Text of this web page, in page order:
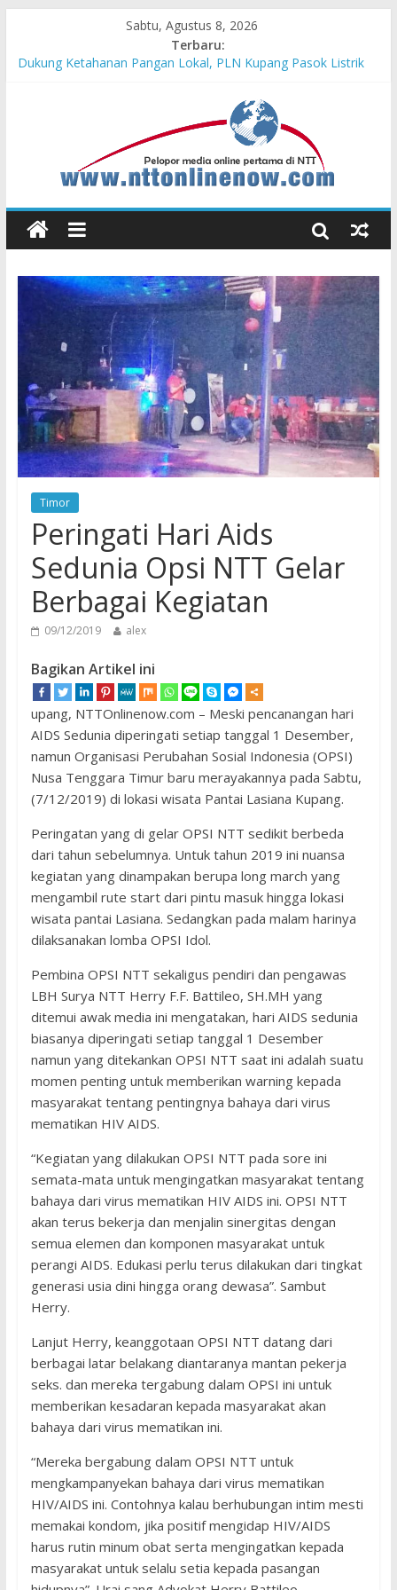
Sabtu, Agustus 8, 2026
Terbaru:
Dukung Ketahanan Pangan Lokal, PLN Kupang Pasok Listrik
Komisaris Independen Pertamina Patra Niaga Terpikat Produk
UMKM Mitra Binaan dengan Sentuhan Kemanusiaan dan
Keberlanjutan
Honda DBL 2026 East Java – North Resmi Bergulir, MPM
Generasi Muda
Teras Bank Indonesia Hadir di Belu, Bupati Willy : Terima Kasih
Astra Honda Siap Lanjutkan Performa Positif di ARRC
Mandalika 2026
Timor
Peringati Hari Aids
Sedunia Opsi NTT Gelar
Berbagai Kegiatan
09/12/2019 alex
Bagikan Artikel ini
upang, NTTOnlinenow.com – Meski pencanangan hari
AIDS Sedunia diperingati setiap tanggal 1 Desember,
namun Organisasi Perubahan Sosial Indonesia (OPSI)
Nusa Tenggara Timur baru merayakannya pada Sabtu,
(7/12/2019) di lokasi wisata Pantai Lasiana Kupang.
Peringatan yang di gelar OPSI NTT sedikit berbeda
dari tahun sebelumnya. Untuk tahun 2019 ini nuansa
kegiatan yang dinampakan berupa long march yang
mengambil rute start dari pintu masuk hingga lokasi
wisata pantai Lasiana. Sedangkan pada malam harinya
dilaksanakan lomba OPSI Idol.
Pembina OPSI NTT sekaligus pendiri dan pengawas
LBH Surya NTT Herry F.F. Battileo, SH.MH yang
ditemui awak media ini mengatakan, hari AIDS sedunia
biasanya diperingati setiap tanggal 1 Desember
namun yang ditekankan OPSI NTT saat ini adalah suatu
momen penting untuk memberikan warning kepada
masyarakat tentang pentingnya bahaya dari virus
mematikan HIV AIDS.
“Kegiatan yang dilakukan OPSI NTT pada sore ini
semata-mata untuk mengingatkan masyarakat tentang
bahaya dari virus mematikan HIV AIDS ini. OPSI NTT
akan terus bekerja dan menjalin sinergitas dengan
semua elemen dan komponen masyarakat untuk
perangi AIDS. Edukasi perlu terus dilakukan dari tingkat
generasi usia dini hingga orang dewasa”. Sambut
Herry.
Lanjut Herry, keanggotaan OPSI NTT datang dari
berbagai latar belakang diantaranya mantan pekerja
seks. dan mereka tergabung dalam OPSI ini untuk
memberikan kesadaran kepada masyarakat akan
bahaya dari virus mematikan ini.
“Mereka bergabung dalam OPSI NTT untuk
mengkampanyekan bahaya dari virus mematikan
HIV/AIDS ini. Contohnya kalau berhubungan intim mesti
memakai kondom, jika positif mengidap HIV/AIDS
harus rutin minum obat serta mengingatkan kepada
masyarakat untuk selalu setia kepada pasangan